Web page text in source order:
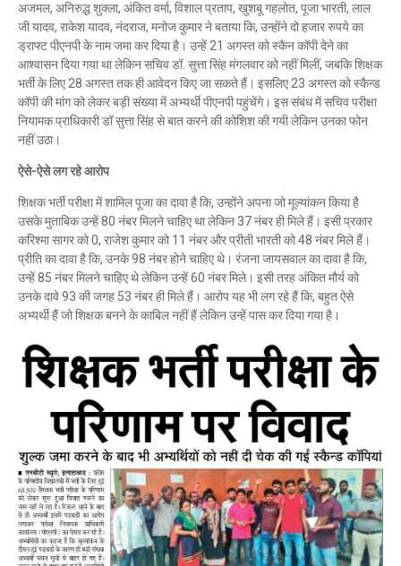
अजमल, अनिरुद्ध शुक्ला, अंकित वर्मा, विशाल प्रताप, खुशबू गहलोत, पूजा भारती, लाल
जी यादव, राकेश यादव, नंदराज, मनोज कुमार ने बताया कि, उन्होंने दो हजार रुपये का
ड्राफ्ट पीएनपी के नाम जमा कर दिया है। उन्हें 21 अगस्त को स्कैन कॉपी देने का
आश्वासन दिया गया था लेकिन सचिव डॉ. सुत्ता सिंह मंगलवार को नहीं मिलीं, जबकि शिक्षक
भर्ती के लिए 28 अगस्त तक ही आवेदन किए जा सकते हैं। इसलिए 23 अगस्त को स्कैन्ड
कॉपी की मांग को लेकर बड़ी संख्या में अभ्यर्थी पीएनपी पहुंचेंगे। इस संबंध में सचिव परीक्षा
नियामक प्राधिकारी डॉ सुत्ता सिंह से बात करने की कोशिश की गयी लेकिन उनका फोन
नहीं उठा।
ऐसे-ऐसे लग रहे आरोप
शिक्षक भर्ती परीक्षा में शामिल पूजा का दावा है कि, उन्होंने अपना जो मूल्यांकन किया है
उसके मुताबिक उन्हें 80 नंबर मिलने चाहिए था लेकिन 37 नंबर ही मिले हैं। इसी प्रकार
करिश्मा सागर को 0, राजेश कुमार को 11 नंबर और प्रीती भारती को 48 नंबर मिले हैं।
प्रीति का दावा है कि, उनके 98 नंबर होने चाहिए थे। रंजना जायसवाल का दावा है कि,
उन्हें 85 नंबर मिलने चाहिए थे लेकिन उन्हें 60 नंबर मिले। इसी तरह अंकित मौर्य को
उनके दावे 93 की जगह 53 नंबर ही मिले हैं। आरोप यह भी लग रहे हैं कि, बहुत ऐसे
अभ्यर्थी हैं जो शिक्षक बनने के काबिल नहीं हैं लेकिन उन्हें पास कर दिया गया है।